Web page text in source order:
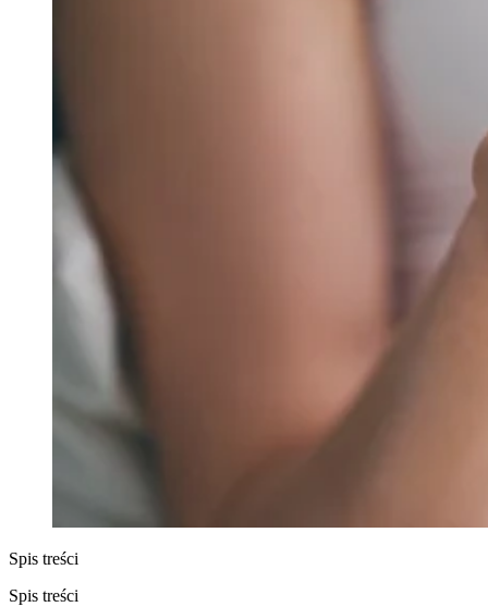
Spis treści
Spis treści